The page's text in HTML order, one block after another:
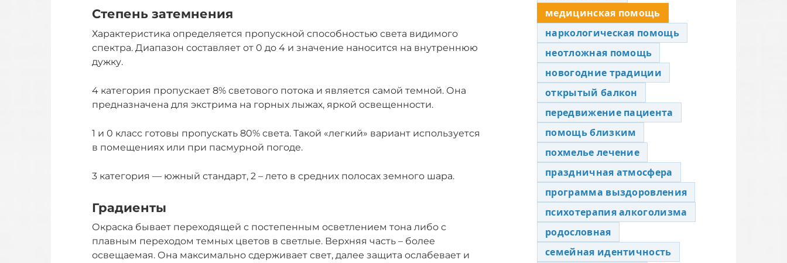
Степень затемнения
Характеристика определяется пропускной способностью света видимого
спектра. Диапазон составляет от 0 до 4 и значение наносится на внутреннюю
дужку.
4 категория пропускает 8% светового потока и является самой темной. Она
предназначена для экстрима на горных лыжах, яркой освещенности.
1 и 0 класс готовы пропускать 80% света. Такой «легкий» вариант используется
в помещениях или при пасмурной погоде.
3 категория — южный стандарт, 2 – лето в средних полосах земного шара.
Градиенты
Окраска бывает переходящей с постепенным осветлением тона либо с
плавным переходом темных цветов в светлые. Верхняя часть – более
освещаемая. Она максимально сдерживает свет, далее защита ослабевает и
медицинская помощь
наркологическая помощь
неотложная помощь
новогодние традиции
открытый балкон
передвижение пациента
помощь близким
похмелье лечение
праздничная атмосфера
программа выздоровления
психотерапия алкоголизма
родословная
семейная идентичность